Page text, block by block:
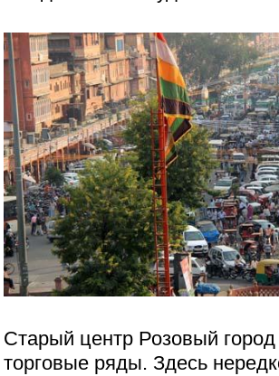
Старый центр Розовый
торговые ряды. Здесь